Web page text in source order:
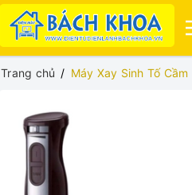
Trang chủ Máy Xay Sinh Tố